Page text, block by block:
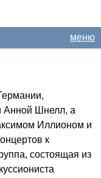
меню
Анной Шнелл, а
Иллионом и
к
состоящая из